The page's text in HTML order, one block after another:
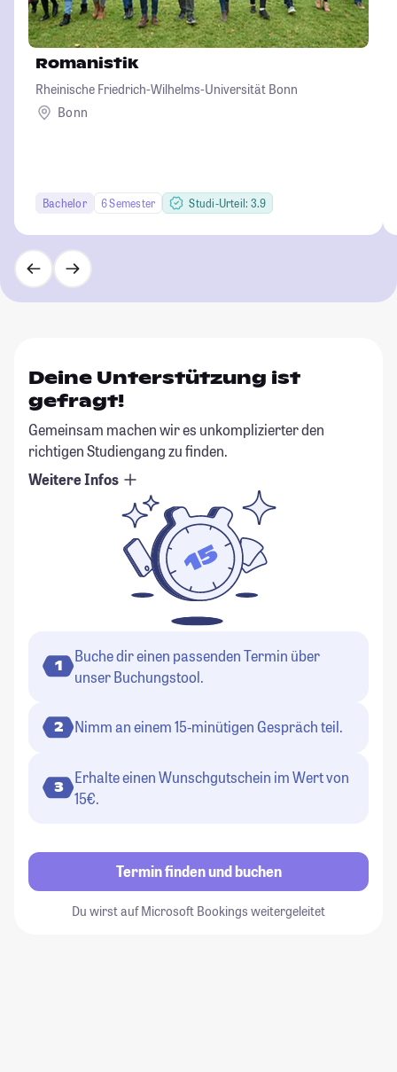
Romanistik
Rheinische Friedrich-Wilhelms-Universität Bonn
Bonn
Bachelor 6 Semester Studi-Urteil: 3.9
Deine Unterstützung ist
gefragt!
Gemeinsam machen wir es unkomplizierter den
richtigen Studiengang zu finden.
Weitere Infos
1
Buche dir einen passenden Termin über
unser Buchungstool.
2 Nimm an einem 15-minütigen Gespräch teil.
3
Erhalte einen Wunschgutschein im Wert von
15€.
Termin finden und buchen
Du wirst auf Microsoft Bookings weitergeleitet